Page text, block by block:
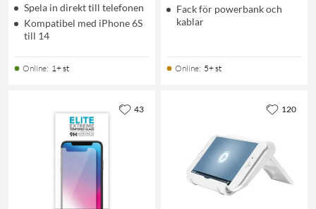
Spela in direkt till telefonen
Kompatibel med iPhone 6S
till 14
Online: 1+ st
Fack för powerbank och
kablar
Online: 5+ st
43 120